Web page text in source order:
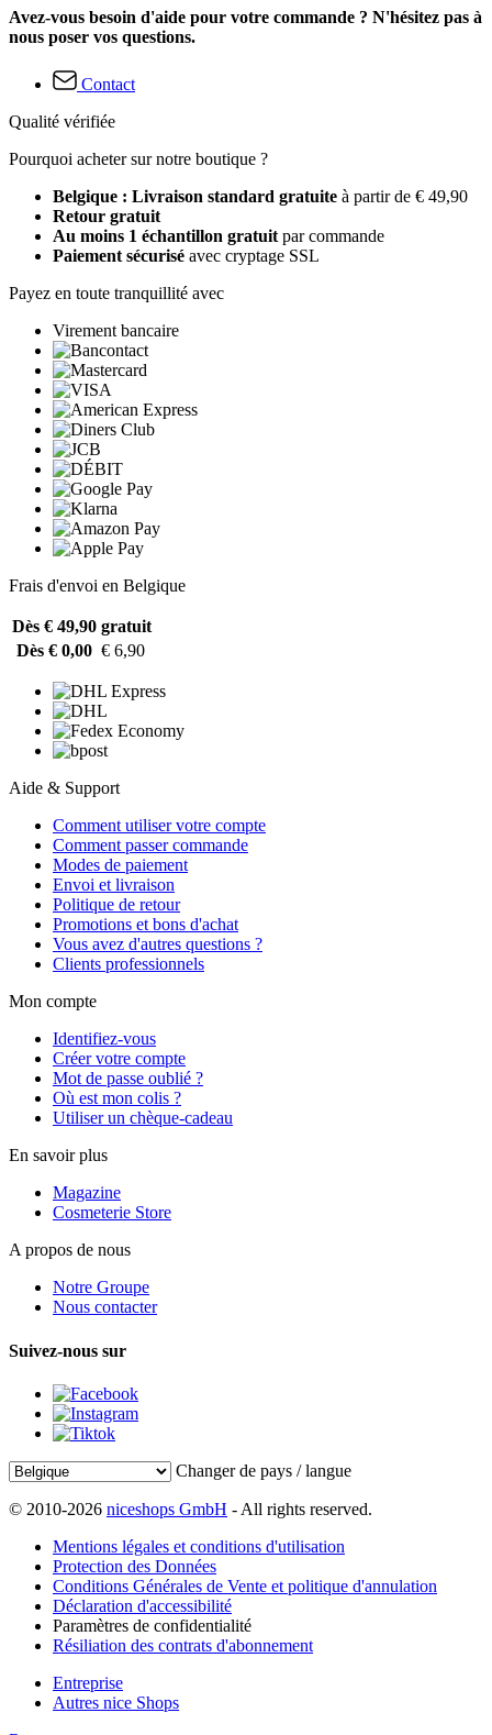
Avez-vous besoin d'aide pour votre commande ? N'hésitez pas à
nous poser vos questions.
Contact
Qualité vérifiée
Pourquoi acheter sur notre boutique ?
Belgique : Livraison standard gratuite à partir de € 49,90
Retour gratuit
Au moins 1 échantillon gratuit par commande
Paiement sécurisé avec cryptage SSL
Payez en toute tranquillité avec
Virement bancaire
Frais d'envoi en Belgique
Dès € 49,90 gratuit
Dès € 0,00 € 6,90
Aide & Support
Comment utiliser votre compte
Comment passer commande
Modes de paiement
Envoi et livraison
Politique de retour
Promotions et bons d'achat
Vous avez d'autres questions ?
Clients professionnels
Mon compte
Identifiez-vous
Créer votre compte
Mot de passe oublié ?
Où est mon colis ?
Utiliser un chèque-cadeau
En savoir plus
Magazine
Cosmeterie Store
A propos de nous
Notre Groupe
Nous contacter
Suivez-nous sur
Changer de pays / langue
© 2010-2026 niceshops GmbH - All rights reserved.
Mentions légales et conditions d'utilisation
Protection des Données
Conditions Générales de Vente et politique d'annulation
Déclaration d'accessibilité
Paramètres de confidentialité
Résiliation des contrats d'abonnement
Entreprise
Autres nice Shops